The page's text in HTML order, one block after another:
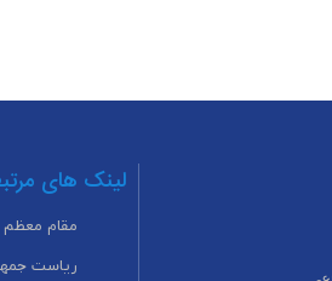
لینک های
مقام معظم
ریاست